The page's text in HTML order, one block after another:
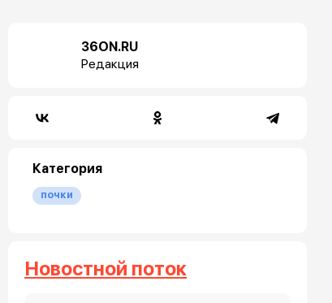
36ON.RU
Редакция
Категория
почки
Новостной поток